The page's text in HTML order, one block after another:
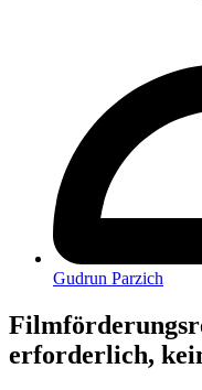
Gudrun Parzich
erforderlich,